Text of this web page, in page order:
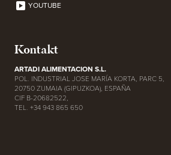
YOUTUBE
Kontakt
ARTADI ALIMENTACION S.L.
POL. INDUSTRIAL JOSE MARÍA KORTA, PARC 5,
20750 ZUMAIA (GIPUZKOA), ESPAÑA
CIF B-20682522,
TEL. +34 943 865 650